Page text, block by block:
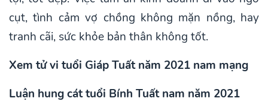
cụt, tình cảm vợ chồng không mặn nồng, hay
tranh cãi, sức khỏe bản thân không tốt.
Xem tử vi tuổi Giáp Tuất năm 2021 nam mạng
Luận hung cát tuổi Bính Tuất nam năm 2021